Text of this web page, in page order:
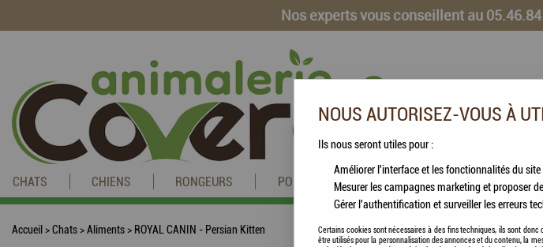
Nos experts vous conseillent au
CHATS CHIENS RONGEURS POISSONS CHEVAUX VOLAILLES
Accueil >Chats>Aliments> ROYAL CANIN - Persian Kitten
NOUS AUTORISEZ-VOUS À
Ils nous seront utiles pour :
Améliorer l'interface et les fonctionnalités du site
Mesurer les campagnes marketing et proposer
Gérer l'authentification et surveiller les erreurs
Certains cookies sont nécessaires à des fins techniques, ils sont
être utilisés pour la personnalisation des annonces et du contenu, la